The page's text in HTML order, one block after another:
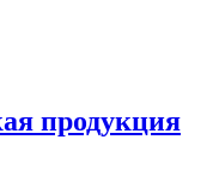
продукция